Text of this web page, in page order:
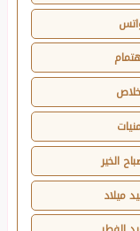
الخير
ميلاد